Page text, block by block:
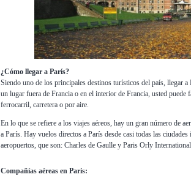
¿Cómo llegar a París?
Siendo uno de los principales destinos turísticos del país, llegar
un lugar fuera de Francia o en el interior de Francia, usted puede
ferrocarril, carretera o por aire.
En lo que se refiere a los viajes aéreos, hay un gran número de
a París. Hay vuelos directos a París desde casi todas las
aeropuertos, que son: Charles de Gaulle y Paris Orly
Compañías aéreas en Paris: